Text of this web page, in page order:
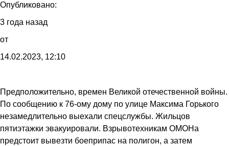
Опубликовано:
3 года назад
от
14.02.2023, 12:10
Предположительно, времен Великой отечественной войны.
По сообщению к 76-ому дому по улице Максима Горького
незамедлительно выехали спецслужбы. Жильцов
пятиэтажки эвакуировали. Взрывотехникам ОМОНа
предстоит вывезти боеприпас на полигон, а затем